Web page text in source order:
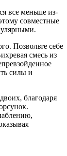
все меньше из-
совместные
Позвольте себе
смесь из
силы и
благодаря